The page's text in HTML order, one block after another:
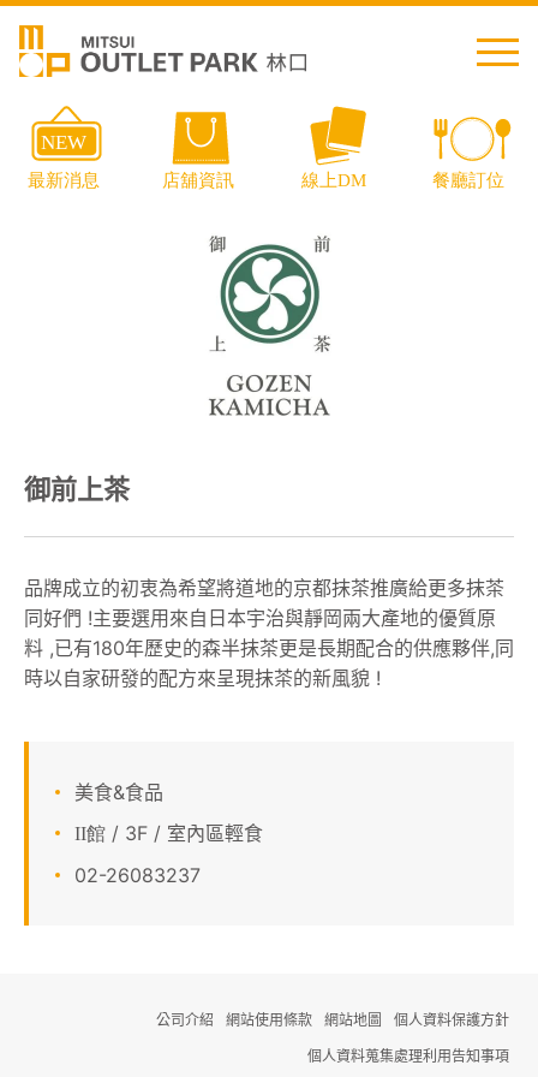
樓層導覽
關於我們
APP會員專區
御前上茶
品牌成立的初衷為希望將道地的京都抹茶推廣給更多抹茶
同好們 !主要選用來自日本宇治與靜岡兩大產地的優質原
料 ,已有180年歷史的森半抹茶更是長期配合的供應夥伴,同
時以自家研發的配方來呈現抹茶的新風貌 !
美食&食品
II館 / 3F / 室內區輕食
02-26083237
公司介紹 網站使用條款 網站地圖
個人資料保護方針
個人資料蒐集處理利用告知事項